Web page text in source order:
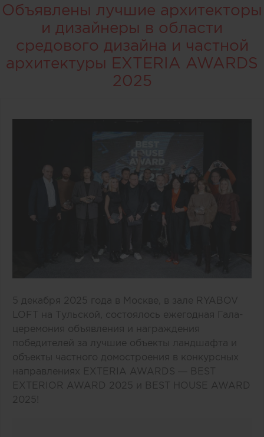
Объявлены лучшие архитекторы
и дизайнеры в области
средового дизайна и частной
архитектуры EXTERIA AWARDS
2025
5 декабря 2025 года в Москве, в зале RYABOV
LOFT на Тульской, состоялось ежегодная Гала-
церемония объявления и награждения
победителей за лучшие объекты ландшафта и
объекты частного домостроения в конкурсных
направлениях EXTERIA AWARDS — BEST
EXTERIOR AWARD 2025 и BEST HOUSE AWARD
2025!